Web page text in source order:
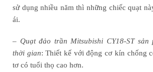
sử dụng nhiều năm thì những chiếc quạt
ái.
– Quạt đảo trần Mitsubishi CY18-ST sản
thời gian: Thiết kế với động cơ kín chống
tơ có tuổi thọ cao hơn.